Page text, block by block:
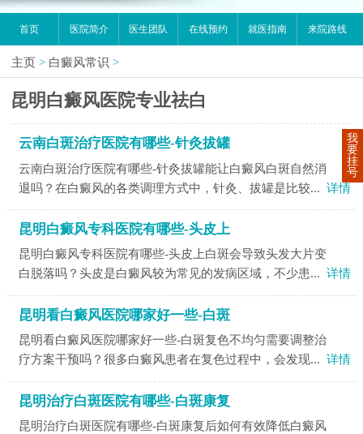
首页 医院简介 医生团队 在线预约 就医指南 来院路线
主页 > 白癜风常识 >
昆明白癜风医院专业祛白
云南白斑治疗医院有哪些-针灸拔罐
云南白斑治疗医院有哪些-针灸拔罐能让白癜风白斑自然消
退吗？在白癜风的各类调理方式中，针灸、拔罐是比较... 详情
昆明白癜风专科医院有哪些-头皮上
昆明白癜风专科医院有哪些-头皮上白斑会导致头发大片变
白脱落吗？头皮是白癜风较为常见的发病区域，不少患... 详情
昆明看白癜风医院哪家好一些-白斑
昆明看白癜风医院哪家好一些-白斑复色不均匀需要调整治
疗方案干预吗？很多白癜风患者在复色过程中，会发现... 详情
昆明治疗白斑医院有哪些-白斑康复
昆明治疗白斑医院有哪些-白斑康复后如何有效降低白癜风
我
要
挂
号